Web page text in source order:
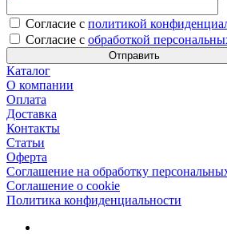
Согласие с политикой
Согласие с обработкой
Каталог
О компании
Оплата
Доставка
Контакты
Статьи
Оферта
Соглашение на обработку
Соглашение о cookie
Политика конфиденциальности